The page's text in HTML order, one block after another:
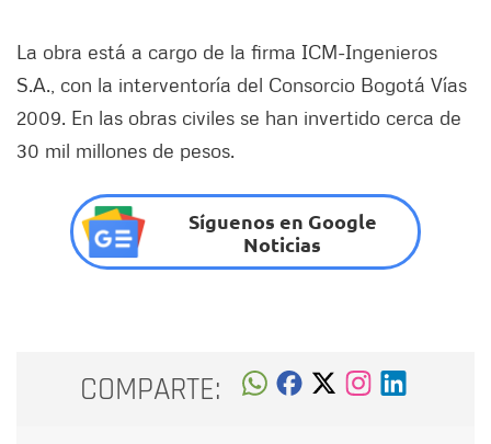
La obra está a cargo de la firma ICM-Ingenieros
S.A., con la interventoría del Consorcio Bogotá Vías
2009. En las obras civiles se han invertido cerca de
30 mil millones de pesos.
Síguenos en Google
Noticias
COMPARTE: